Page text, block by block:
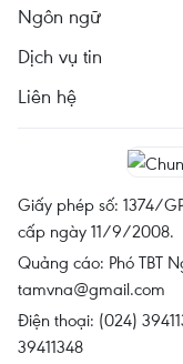
Ngôn ngữ
Dịch vụ tin
Liên hệ
Giấy phép số: 1374/
cấp ngày 11/9/2008.
Quảng cáo: Phó TBT
tamvna@gmail.com
Điện thoại: (024)
39411348